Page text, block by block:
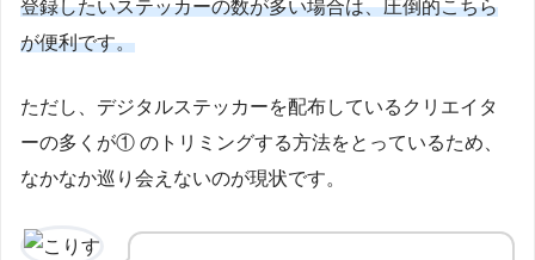
登録したいステッカーの数が多い場合は、圧倒的こちら
が便利です。
ただし、デジタルステッカーを配布しているクリエイタ
ーの多くが① のトリミングする方法をとっているため、
なかなか巡り会えないのが現状です。